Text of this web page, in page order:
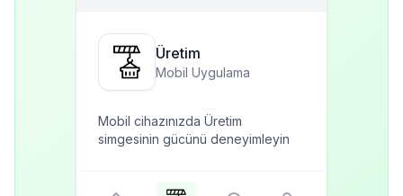
Üretim
Mobil Uygulama
Mobil cihazınızda Üretim
simgesinin gücünü deneyimleyin